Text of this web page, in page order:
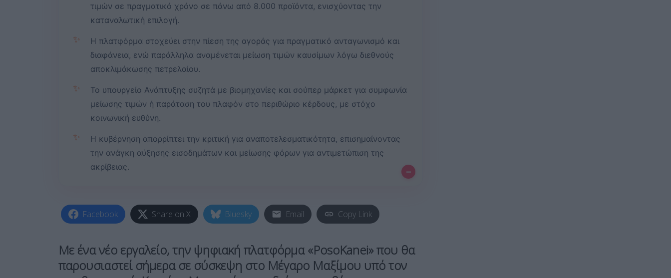
τιμών σε πραγματικό χρόνο σε πάνω από 8.000 προϊόντα, ενισχύοντας την
καταναλωτική επιλογή.
✨
Η πλατφόρμα στοχεύει στην πίεση της αγοράς για πραγματικό ανταγωνισμό και
διαφάνεια, ενώ παράλληλα αναμένεται μείωση τιμών καυσίμων λόγω διεθνούς
αποκλιμάκωσης πετρελαίου.
✨
Το υπουργείο Ανάπτυξης συζητά με βιομηχανίες και σούπερ μάρκετ για συμφωνία
μείωσης τιμών ή παράταση του πλαφόν στο περιθώριο κέρδους, με στόχο
κοινωνική ευθύνη.
✨
Η κυβέρνηση απορρίπτει την κριτική για αναποτελεσματικότητα, επισημαίνοντας
την ανάγκη αύξησης εισοδημάτων και μείωσης φόρων για αντιμετώπιση της
ακρίβειας.
–
Facebook Share on X Bluesky Email Copy Link
Με ένα νέο εργαλείο, την ψηφιακή πλατφόρμα «PosoKanei» που θα
παρουσιαστεί σήμερα σε σύσκεψη στο Μέγαρο Μαξίμου υπό τον